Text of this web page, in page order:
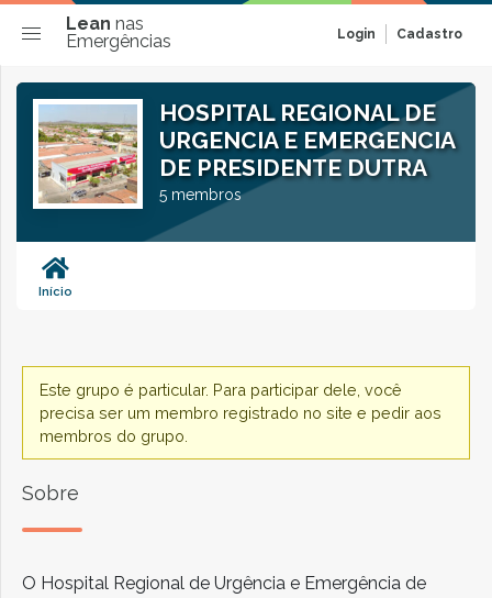
Lean nas
Emergências
Login Cadastro
HOSPITAL REGIONAL DE
URGENCIA E EMERGENCIA
DE PRESIDENTE DUTRA
5 membros
Início
Este grupo é particular. Para participar dele, você
precisa ser um membro registrado no site e pedir aos
membros do grupo.
Sobre
O Hospital Regional de Urgência e Emergência de